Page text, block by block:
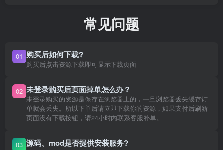
常见问题
01 购买后如何下载?
购买后点击资源下载即可显示下载页面
02 未登录购买后页面掉单怎么办？
未登录购买的资源是保存在浏览器上的，一旦浏览器丢失缓存订
单就会丢失。所以下单后请立即下载你的资源，如果支付后刷新
页面没有下载按钮，请24小时内联系客服补单。
03 源码、mod是否提供安装服务?